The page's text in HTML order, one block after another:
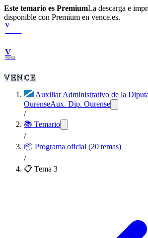
Este temario es PremiumLa descarga e
disponible con Premium en vence.es.
V
V
VENCE
VENCE
Auxiliar Administrativo de la
OurenseAux. Dip. Ourense
/
📚 Temario
/
📦 Programa oficial (20 temas)
/
📋 Tema 3